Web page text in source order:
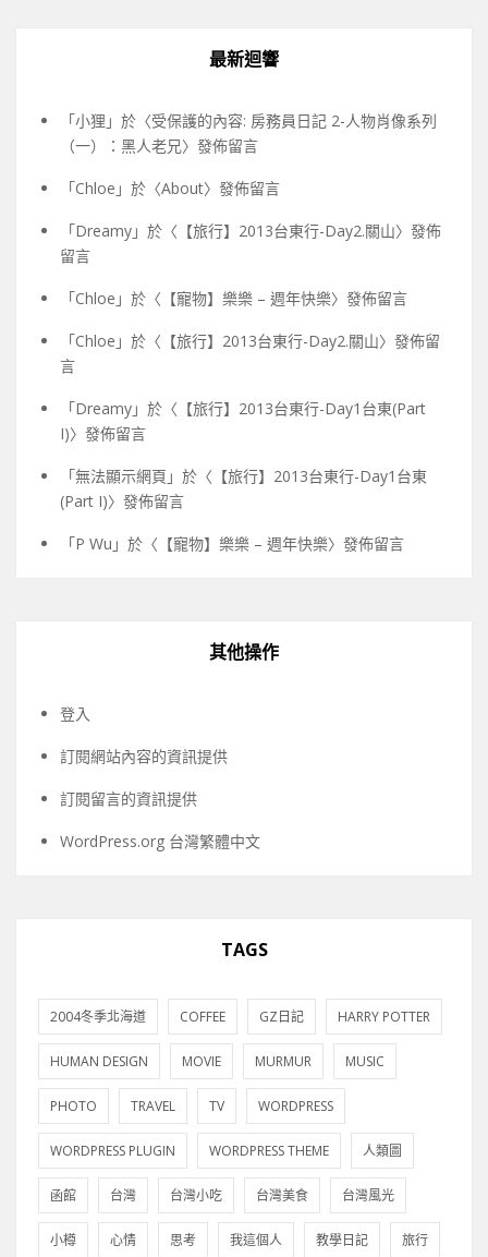
最新迴響
「小狸 」於〈受保護的內容: 房務員日記 2-人物肖像系列
（一）：黑人老兄〉發佈留言
「Chloe 」於〈About〉發佈留言
「Dreamy 」於〈 【旅行】2013台東行-Day2.關山〉發佈
留言
「Chloe 」於〈 【寵物】樂樂 – 週年快樂〉發佈留言
「Chloe 」於〈 【旅行】2013台東行-Day2.關山〉發佈留
言
「Dreamy 」於〈 【旅行】2013台東行-Day1台東(Part
I)〉發佈留言
「無法顯示網頁 」於〈 【旅行】2013台東行-Day1台東
(Part I)〉發佈留言
「P Wu 」於〈 【寵物】樂樂 – 週年快樂〉發佈留言
其他操作
登入
訂閱網站內容的資訊提供
訂閱留言的資訊提供
WordPress.org 台灣繁體中文
TAGS
2004冬季北海道 COFFEE GZ日記 HARRY POTTER
HUMAN DESIGN MOVIE MURMUR MUSIC
PHOTO TRAVEL TV WORDPRESS
WORDPRESS PLUGIN WORDPRESS THEME 人類圖
函館 台灣 台灣小吃 台灣美食 台灣風光
小樽 心情 思考 我這個人 教學日記 旅行